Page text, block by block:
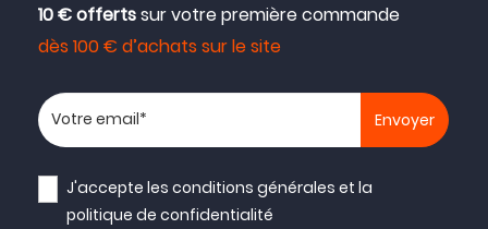
10 € offertssur votre première commande
dès 100 € d’achats sur le site
Votre adresse email
J'accepte lesconditions générales et la
politique de confidentialité